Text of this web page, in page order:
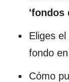
'fondos
Eliges
fondo
Cómo